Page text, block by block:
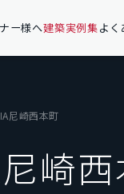
ー様へ建築実例集よく
尼崎西本町
崎